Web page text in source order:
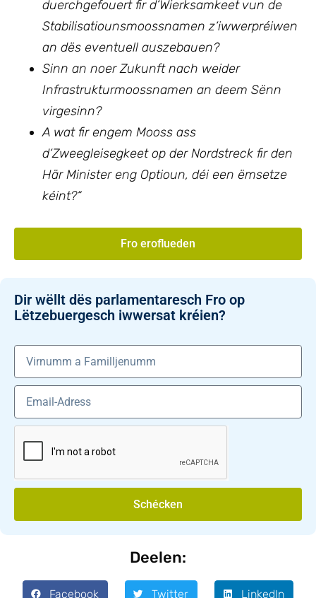
duerchgefouert fir d‘Wierksamkeet vun de
Stabilisatiounsmoossnamen z‘iwwerpréiwen
an dës eventuell auszebauen?
Sinn an noer Zukunft nach weider
Infrastrukturmoossnamen an deem Sënn
virgesinn?
A wat fir engem Mooss ass
d‘Zweegleisegkeet op der Nordstreck fir den
Här Minister eng Optioun, déi een ëmsetze
kéint?“
Fro eroflueden
Dir wëllt dës parlamentaresch Fro op
Lëtzebuergesch iwwersat kréien?
Schécken
Deelen:
Facebook Twitter LinkedIn